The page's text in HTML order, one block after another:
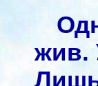
жив.